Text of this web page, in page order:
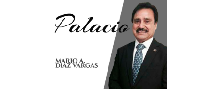
Martes en Tu Colonia Renovado acerca servicios y atención directa a
familias de Matamoros
La ONU publica Segundo Informe Subnacional de Tamaulipas
Disney reconoce a nivel mundial talento de estudiante de la UAT
Ayuntamiento entrega apoyos del programa "Ruta Segura,